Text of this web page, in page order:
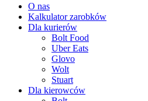
O nas
Kalkulator zarobków
Dla kurierów
Bolt Food
Uber Eats
Glovo
Wolt
Stuart
Dla kierowców